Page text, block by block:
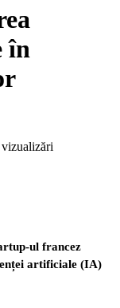
în
ul francez
artificiale (IA)